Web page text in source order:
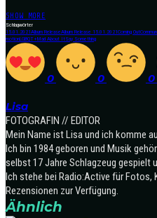
SHOW MORE
Schlagwörter
15.01.2021Album ReleaseAlbum Release 15.01.2021Coming Out
motionLGBQT+Mad About ItSay Something
0 0 0
Lisa
FOTOGRAFIN // EDITOR
Mein Name ist Lisa und ich komme
Ich bin 1984 geboren und Musik
selbst 17 Jahre Schlagzeug gespielt
Ich stehe bei Radio:Active für
Rezensionen zur Verfügung.
Ähnlich